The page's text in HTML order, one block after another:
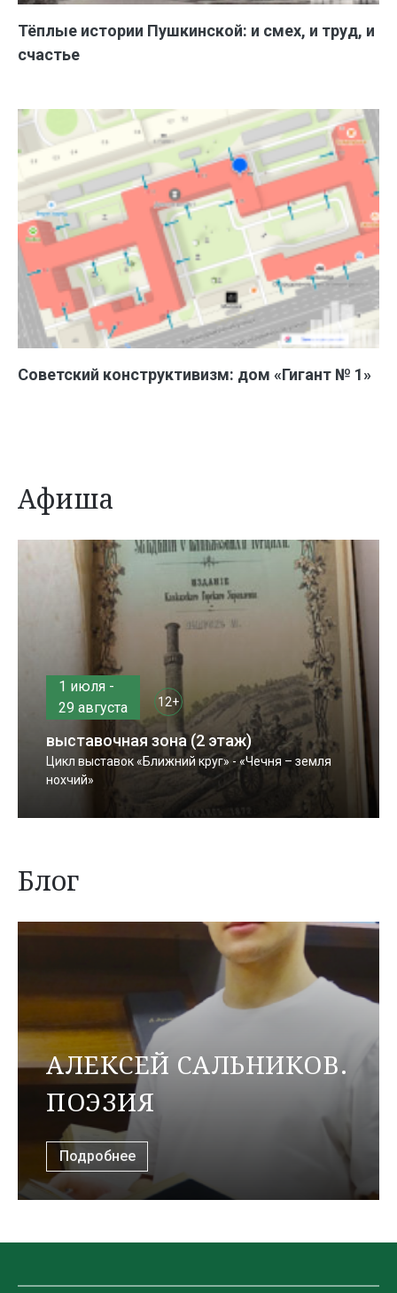
Тёплые истории Пушкинской: и смех, и труд, и
счастье
Советский конструктивизм: дом «Гигант № 1»
Афиша
1 июля -
29 августа
12+
выставочная зона (2 этаж)
Цикл выставок «Ближний круг» - «Чечня – земля
нохчий»
Блог
АЛЕКСЕЙ САЛЬНИКОВ.
ПОЭЗИЯ
Подробнее